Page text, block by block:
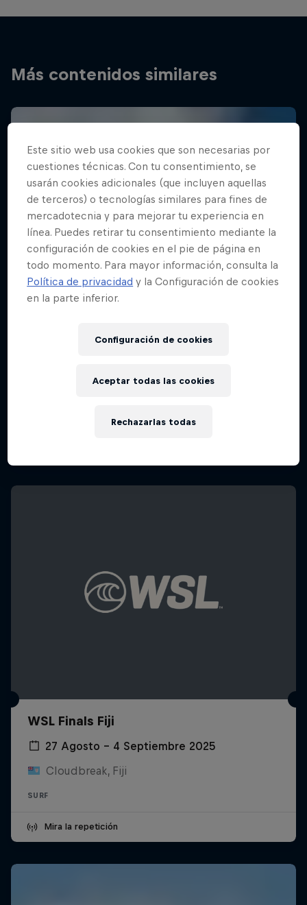
Más contenidos similares
WSL Finals Fiji
27 Agosto – 4 Septiembre 2025
Cloudbreak, Fiji
SURF
Mira la repetición
Este sitio web usa cookies que son necesarias por
cuestiones técnicas. Con tu consentimiento, se
usarán cookies adicionales (que incluyen aquellas
de terceros) o tecnologías similares para fines de
mercadotecnia y para mejorar tu experiencia en
línea. Puedes retirar tu consentimiento mediante la
configuración de cookies en el pie de página en
todo momento. Para mayor información, consulta la
Política de privacidad y la Configuración de cookies
en la parte inferior.
Configuración de cookies
Rechazarlas todas
Aceptar todas las cookies